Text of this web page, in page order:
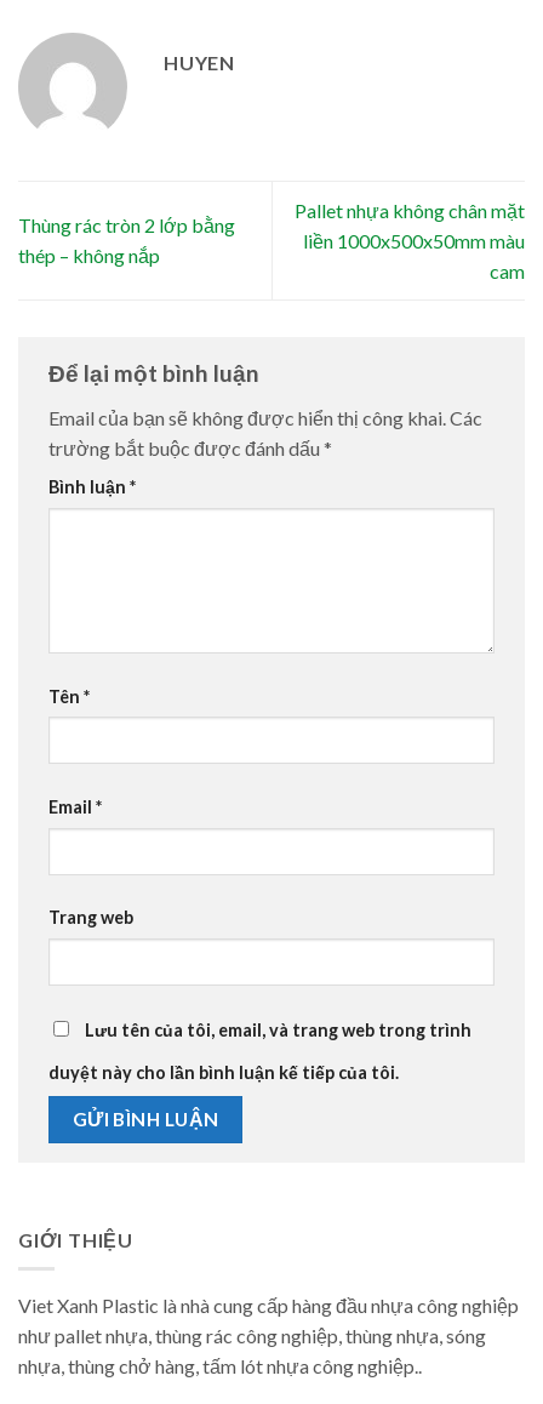
HUYEN
Thùng rác tròn 2 lớp bằng
thép – không nắp
Pallet nhựa không chân mặt
liền 1000x500x50mm màu
cam
Để lại một bình luận
Email của bạn sẽ không được hiển thị công khai.Các
trường bắt buộc được đánh dấu *
Bình luận *
Tên *
Email *
Trang web
Lưu tên của tôi, email, và trang web trong trình
duyệt này cho lần bình luận kế tiếp của tôi.
GIỚI THIỆU
Viet Xanh Plastic là nhà cung cấp hàng đầu nhựa công nghiệp
như pallet nhựa, thùng rác công nghiệp, thùng nhựa, sóng
nhựa, thùng chở hàng, tấm lót nhựa công nghiệp..